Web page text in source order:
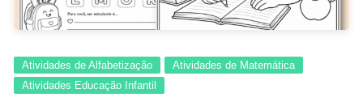
Atividades de Alfabetização
Atividades de Matemática
Atividades Educação Infantil